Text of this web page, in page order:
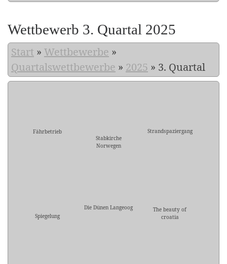
Wettbewerb 3. Quartal 2025
Start » Wettbewerbe »
Quartalswettbewerbe » 2025 » 3. Quartal
Fährbetrieb
Stabkirche
Norwegen
Strandspaziergang
Spiegelung
Die Dünen Langeoog
The beauty of
croatia